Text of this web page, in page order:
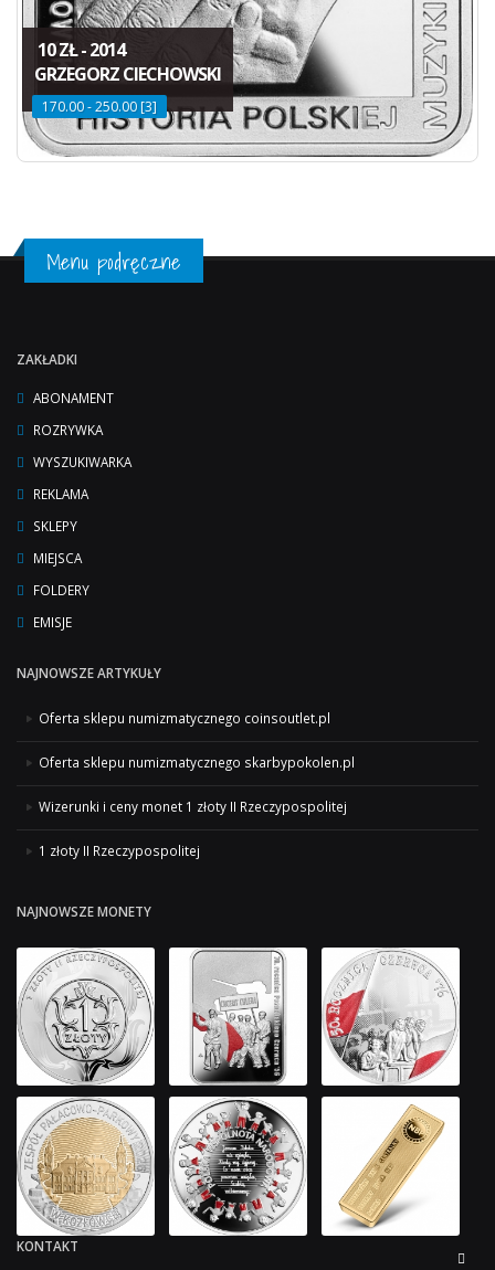
10 ZŁ - 2014
GRZEGORZ CIECHOWSKI
170.00 - 250.00 [3]
Menu podręczne
ZAKŁADKI
ABONAMENT
ROZRYWKA
WYSZUKIWARKA
REKLAMA
SKLEPY
MIEJSCA
FOLDERY
EMISJE
NAJNOWSZE ARTYKUŁY
Oferta sklepu numizmatycznego coinsoutlet.pl
Oferta sklepu numizmatycznego skarbypokolen.pl
Wizerunki i ceny monet 1 złoty II Rzeczypospolitej
1 złoty II Rzeczypospolitej
NAJNOWSZE MONETY
KONTAKT